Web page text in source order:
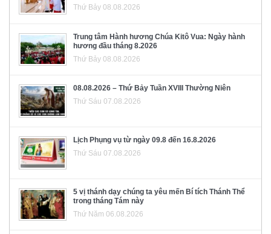
Thứ Bảy 08.08.2026
Trung tâm Hành hương Chúa Kitô Vua: Ngày hành
hương đầu tháng 8.2026
Thứ Bảy 08.08.2026
08.08.2026 – Thứ Bảy Tuần XVIII Thường Niên
Thứ Sáu 07.08.2026
Lịch Phụng vụ từ ngày 09.8 đến 16.8.2026
Thứ Sáu 07.08.2026
5 vị thánh dạy chúng ta yêu mến Bí tích Thánh Thể
trong tháng Tám này
Thứ Năm 06.08.2026